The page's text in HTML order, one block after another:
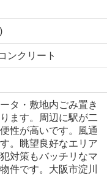
ンクリート
タ・敷地内ごみ置き
ます。周辺に駅が二
性が高いです。風通
。眺望良好なエリア
対策もバッチリなマ
件です。大阪市淀川